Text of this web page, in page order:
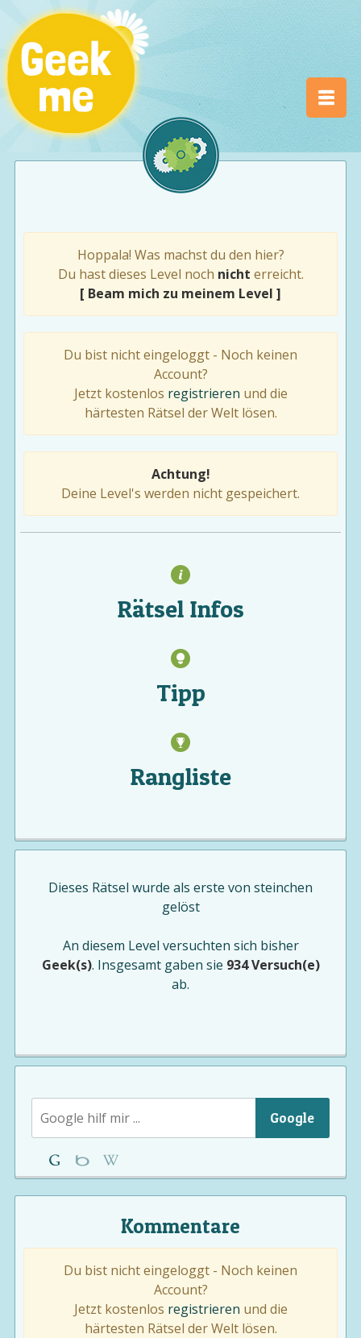
Hoppala! Was machst du den hier?
Du hast dieses Level noch nicht erreicht.
[ Beam mich zu meinem Level ]
Du bist nicht eingeloggt - Noch keinen
Account?
Jetzt kostenlos registrieren und die
härtesten Rätsel der Welt lösen.
Achtung!
Deine Level's werden nicht gespeichert.
Rätsel Infos
Tipp
Rangliste
Dieses Rätsel wurde als erste von steinchen
gelöst
An diesem Level versuchten sich bisher
Geek(s). Insgesamt gaben sie 934 Versuch(e)
ab.
Google
Kommentare
Du bist nicht eingeloggt - Noch keinen
Account?
Jetzt kostenlos registrieren und die
härtesten Rätsel der Welt lösen.